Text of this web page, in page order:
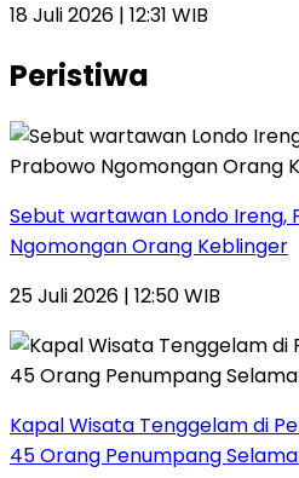
18 Juli 2026 | 12:31 WIB
Peristiwa
Sebut wartawan Londo Ireng,
Ngomongan Orang Keblinger
25 Juli 2026 | 12:50 WIB
Kapal Wisata Tenggelam di
45 Orang Penumpang